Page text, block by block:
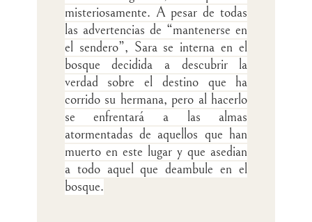
misteriosamente. A pesar de todas
las advertencias de “mantenerse en
el sendero”, Sara se interna en el
bosque decidida a descubrir la
verdad sobre el destino que ha
corrido su hermana, pero al hacerlo
se enfrentará a las almas
atormentadas de aquellos que han
muerto en este lugar y que asedian
a todo aquel que deambule en el
bosque.